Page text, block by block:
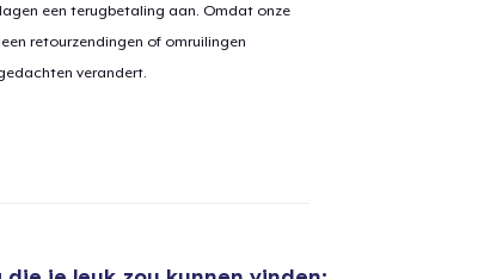
een terugbetaling aan. Omdat onze
retourzendingen of omruilingen
verandert.
winkelwagen toegevoegd